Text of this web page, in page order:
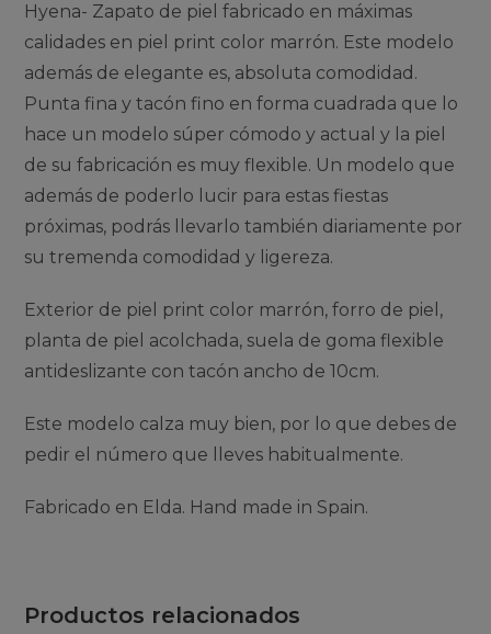
Hyena- Zapato de piel fabricado en máximas
calidades en piel print color marrón. Este modelo
además de elegante es, absoluta comodidad.
Punta fina y tacón fino en forma cuadrada que lo
hace un modelo súper cómodo y actual y la piel
de su fabricación es muy flexible. Un modelo que
además de poderlo lucir para estas fiestas
próximas, podrás llevarlo también diariamente por
su tremenda comodidad y ligereza.
Exterior de piel print color marrón, forro de piel,
planta de piel acolchada, suela de goma flexible
antideslizante con tacón ancho de 10cm.
Este modelo calza muy bien, por lo que debes de
pedir el número que lleves habitualmente.
Fabricado en Elda. Hand made in Spain.
Productos relacionados